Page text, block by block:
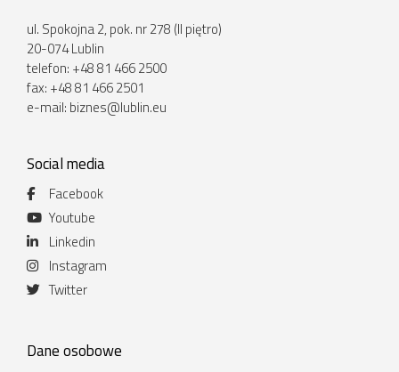
ul. Spokojna 2, pok. nr 278 (II piętro)
20-074 Lublin
telefon: +48 81 466 2500
fax: +48 81 466 2501
e-mail: biznes@lublin.eu
Social media
Facebook
Youtube
Linkedin
Instagram
Twitter
Dane osobowe